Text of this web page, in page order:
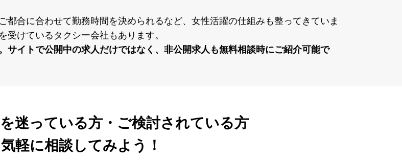
合に合わせて勤務時間を決められるなど、⼥性活躍の仕組みも整ってきていま
けているタクシー会社もあります。
イトで公開中の求⼈だけではなく、⾮公開求⼈も無料相談時にご紹介可能で
迷っている方・ご検討されている方
軽に相談してみよう！